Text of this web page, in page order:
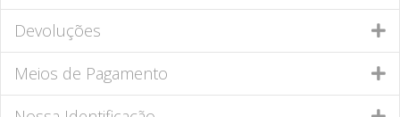
Devoluções
Meios de Pagamento